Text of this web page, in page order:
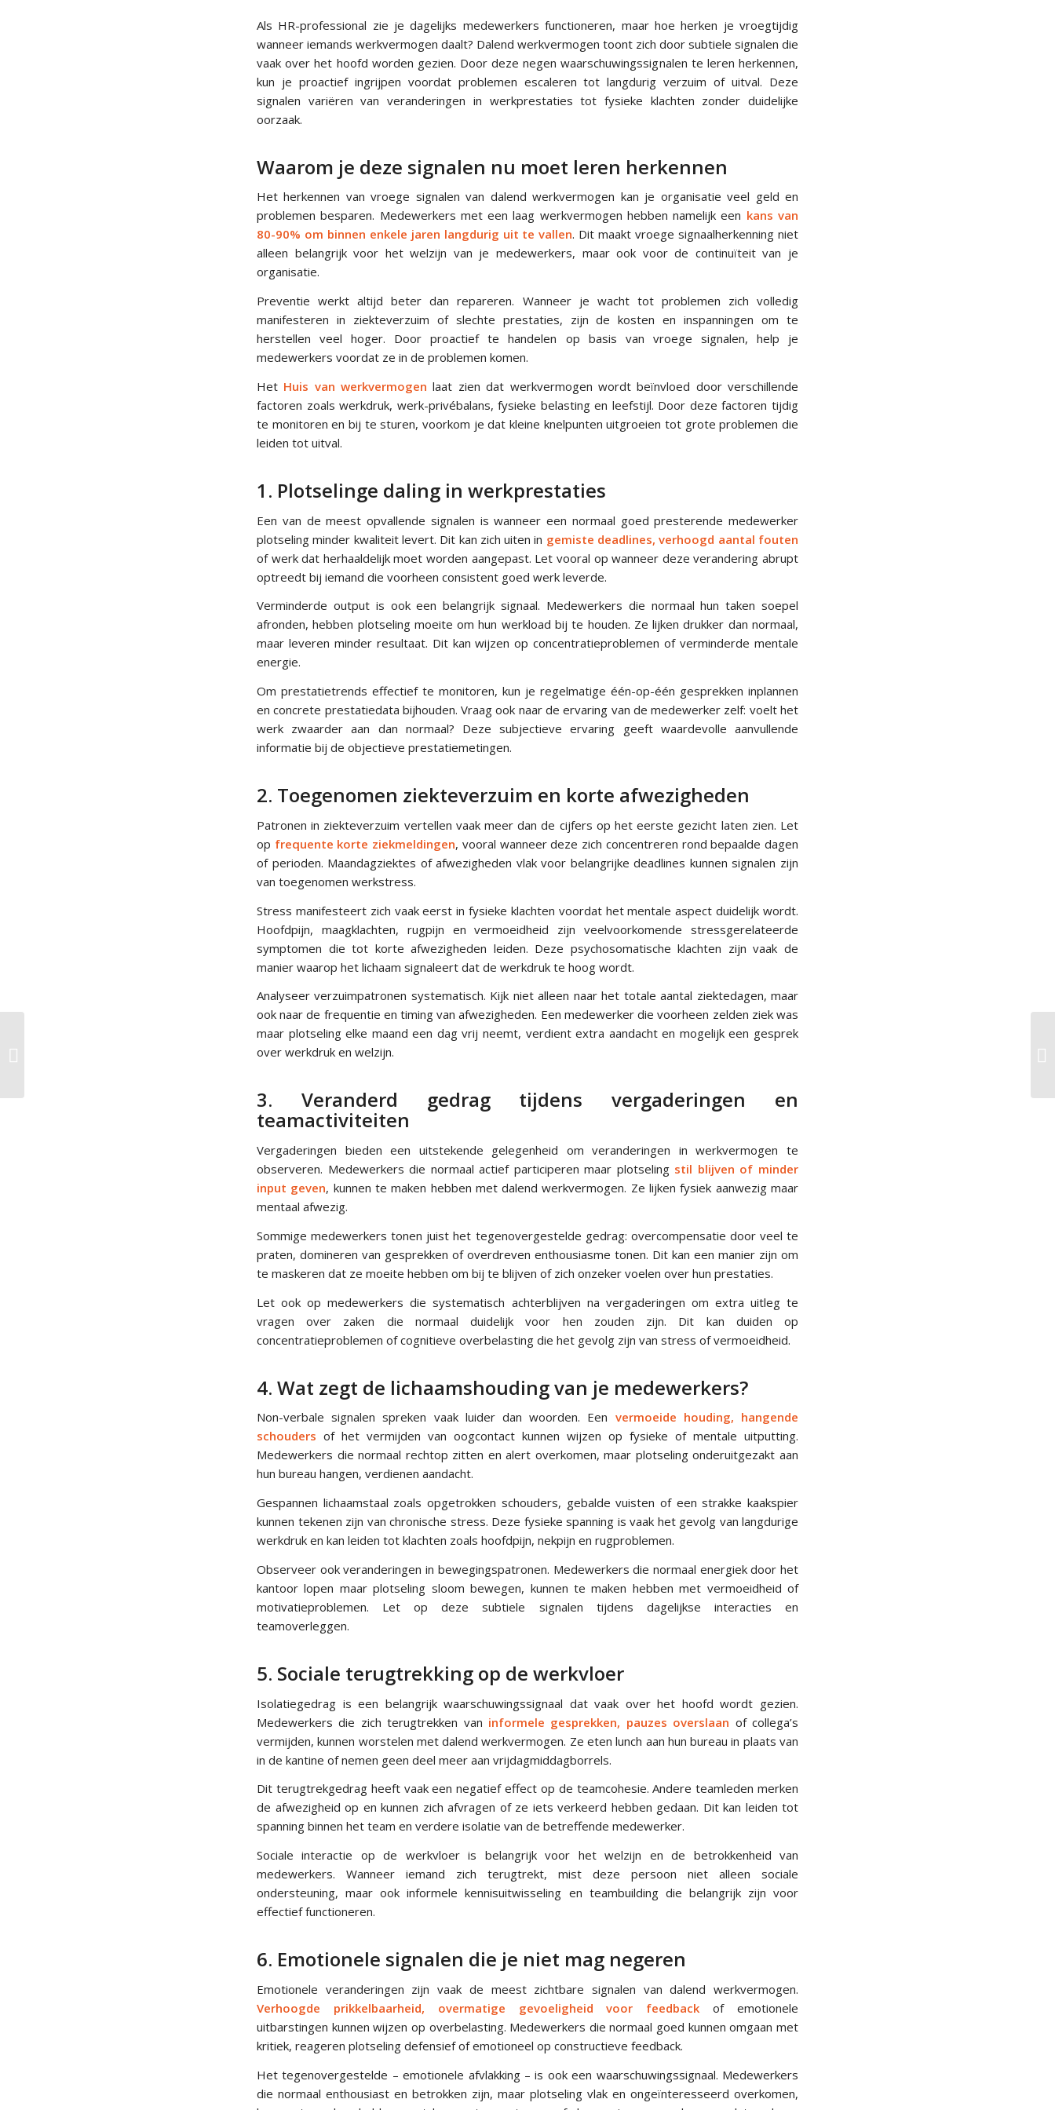
Als HR-professional zie je dagelijks medewerkers functioneren, maar hoe herken je vroegtijdig
wanneer iemands werkvermogen daalt? Dalend werkvermogen toont zich door subtiele signalen die
vaak over het hoofd worden gezien. Door deze negen waarschuwingssignalen te leren herkennen,
kun je proactief ingrijpen voordat problemen escaleren tot langdurig verzuim of uitval. Deze
signalen variëren van veranderingen in werkprestaties tot fysieke klachten zonder duidelijke
oorzaak.
Waarom je deze signalen nu moet leren herkennen
Het herkennen van vroege signalen van dalend werkvermogen kan je organisatie veel geld en
problemen besparen. Medewerkers met een laag werkvermogen hebben namelijk een kans van
80-90% om binnen enkele jaren langdurig uit te vallen. Dit maakt vroege signaalherkenning niet
alleen belangrijk voor het welzijn van je medewerkers, maar ook voor de continuïteit van je
organisatie.
Preventie werkt altijd beter dan repareren. Wanneer je wacht tot problemen zich volledig
manifesteren in ziekteverzuim of slechte prestaties, zijn de kosten en inspanningen om te
herstellen veel hoger. Door proactief te handelen op basis van vroege signalen, help je
medewerkers voordat ze in de problemen komen.
Het Huis van werkvermogen laat zien dat werkvermogen wordt beïnvloed door verschillende
factoren zoals werkdruk, werk-privébalans, fysieke belasting en leefstijl. Door deze factoren tijdig
te monitoren en bij te sturen, voorkom je dat kleine knelpunten uitgroeien tot grote problemen die
leiden tot uitval.
1. Plotselinge daling in werkprestaties
Een van de meest opvallende signalen is wanneer een normaal goed presterende medewerker
plotseling minder kwaliteit levert. Dit kan zich uiten in gemiste deadlines, verhoogd aantal fouten
of werk dat herhaaldelijk moet worden aangepast. Let vooral op wanneer deze verandering abrupt
optreedt bij iemand die voorheen consistent goed werk leverde.
Verminderde output is ook een belangrijk signaal. Medewerkers die normaal hun taken soepel
afronden, hebben plotseling moeite om hun werkload bij te houden. Ze lijken drukker dan normaal,
maar leveren minder resultaat. Dit kan wijzen op concentratieproblemen of verminderde mentale
energie.
Om prestatietrends effectief te monitoren, kun je regelmatige één-op-één gesprekken inplannen
en concrete prestatiedata bijhouden. Vraag ook naar de ervaring van de medewerker zelf: voelt het
werk zwaarder aan dan normaal? Deze subjectieve ervaring geeft waardevolle aanvullende
informatie bij de objectieve prestatiemetingen.
2. Toegenomen ziekteverzuim en korte afwezigheden
Patronen in ziekteverzuim vertellen vaak meer dan de cijfers op het eerste gezicht laten zien. Let
op frequente korte ziekmeldingen, vooral wanneer deze zich concentreren rond bepaalde dagen
of perioden. Maandagziektes of afwezigheden vlak voor belangrijke deadlines kunnen signalen zijn
van toegenomen werkstress.
Stress manifesteert zich vaak eerst in fysieke klachten voordat het mentale aspect duidelijk wordt.
Hoofdpijn, maagklachten, rugpijn en vermoeidheid zijn veelvoorkomende stressgerelateerde
symptomen die tot korte afwezigheden leiden. Deze psychosomatische klachten zijn vaak de
manier waarop het lichaam signaleert dat de werkdruk te hoog wordt.
Analyseer verzuimpatronen systematisch. Kijk niet alleen naar het totale aantal ziektedagen, maar
ook naar de frequentie en timing van afwezigheden. Een medewerker die voorheen zelden ziek was
maar plotseling elke maand een dag vrij neemt, verdient extra aandacht en mogelijk een gesprek
over werkdruk en welzijn.
3. Veranderd gedrag tijdens vergaderingen en
teamactiviteiten
Vergaderingen bieden een uitstekende gelegenheid om veranderingen in werkvermogen te
observeren. Medewerkers die normaal actief participeren maar plotseling stil blijven of minder
input geven, kunnen te maken hebben met dalend werkvermogen. Ze lijken fysiek aanwezig maar
mentaal afwezig.
Sommige medewerkers tonen juist het tegenovergestelde gedrag: overcompensatie door veel te
praten, domineren van gesprekken of overdreven enthousiasme tonen. Dit kan een manier zijn om
te maskeren dat ze moeite hebben om bij te blijven of zich onzeker voelen over hun prestaties.
Let ook op medewerkers die systematisch achterblijven na vergaderingen om extra uitleg te
vragen over zaken die normaal duidelijk voor hen zouden zijn. Dit kan duiden op
concentratieproblemen of cognitieve overbelasting die het gevolg zijn van stress of vermoeidheid.
4. Wat zegt de lichaamshouding van je medewerkers?
Non-verbale signalen spreken vaak luider dan woorden. Een vermoeide houding, hangende
schouders of het vermijden van oogcontact kunnen wijzen op fysieke of mentale uitputting.
Medewerkers die normaal rechtop zitten en alert overkomen, maar plotseling onderuitgezakt aan
hun bureau hangen, verdienen aandacht.
Gespannen lichaamstaal zoals opgetrokken schouders, gebalde vuisten of een strakke kaakspier
kunnen tekenen zijn van chronische stress. Deze fysieke spanning is vaak het gevolg van langdurige
werkdruk en kan leiden tot klachten zoals hoofdpijn, nekpijn en rugproblemen.
Observeer ook veranderingen in bewegingspatronen. Medewerkers die normaal energiek door het
kantoor lopen maar plotseling sloom bewegen, kunnen te maken hebben met vermoeidheid of
motivatieproblemen. Let op deze subtiele signalen tijdens dagelijkse interacties en
teamoverleggen.
5. Sociale terugtrekking op de werkvloer
Isolatiegedrag is een belangrijk waarschuwingssignaal dat vaak over het hoofd wordt gezien.
Medewerkers die zich terugtrekken van informele gesprekken, pauzes overslaan of collega’s
vermijden, kunnen worstelen met dalend werkvermogen. Ze eten lunch aan hun bureau in plaats van
in de kantine of nemen geen deel meer aan vrijdagmiddagborrels.
Dit terugtrekgedrag heeft vaak een negatief effect op de teamcohesie. Andere teamleden merken
de afwezigheid op en kunnen zich afvragen of ze iets verkeerd hebben gedaan. Dit kan leiden tot
spanning binnen het team en verdere isolatie van de betreffende medewerker.
Sociale interactie op de werkvloer is belangrijk voor het welzijn en de betrokkenheid van
medewerkers. Wanneer iemand zich terugtrekt, mist deze persoon niet alleen sociale
ondersteuning, maar ook informele kennisuitwisseling en teambuilding die belangrijk zijn voor
effectief functioneren.
6. Emotionele signalen die je niet mag negeren
Emotionele veranderingen zijn vaak de meest zichtbare signalen van dalend werkvermogen.
Verhoogde prikkelbaarheid, overmatige gevoeligheid voor feedback of emotionele
uitbarstingen kunnen wijzen op overbelasting. Medewerkers die normaal goed kunnen omgaan met
kritiek, reageren plotseling defensief of emotioneel op constructieve feedback.
Het tegenovergestelde – emotionele afvlakking – is ook een waarschuwingssignaal. Medewerkers
die normaal enthousiast en betrokken zijn, maar plotseling vlak en ongeïnteresseerd overkomen,